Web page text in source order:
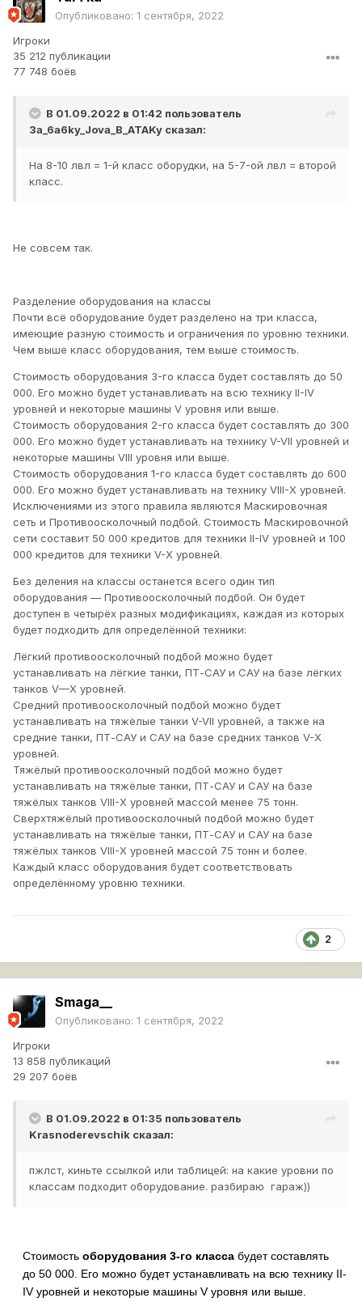
Опубликовано: 1 сентября, 2022
Игроки
35 212 публикации
77 748 боёв
В 01.09.2022 в 01:42 пользователь
3a_6a6ky_Jova_B_ATAKy сказал:
На 8-10 лвл = 1-й класс оборудки, на 5-7-ой лвл = второй
класс.
Не совсем так.
Разделение оборудования на классы
Почти всё оборудование будет разделено на три класса,
имеющие разную стоимость и ограничения по уровню техники.
Чем выше класс оборудования, тем выше стоимость.
Стоимость оборудования 3-го класса будет составлять до 50
000. Его можно будет устанавливать на всю технику II-IV
уровней и некоторые машины V уровня или выше.
Стоимость оборудования 2-го класса будет составлять до 300
000. Его можно будет устанавливать на технику V-VII уровней и
некоторые машины VIII уровня или выше.
Стоимость оборудования 1-го класса будет составлять до 600
000. Его можно будет устанавливать на технику VIII-X уровней.
Исключениями из этого правила являются Маскировочная
сеть и Противоосколочный подбой. Стоимость Маскировочной
сети составит 50 000 кредитов для техники II-IV уровней и 100
000 кредитов для техники V-X уровней.
Без деления на классы останется всего один тип
оборудования — Противоосколочный подбой. Он будет
доступен в четырёх разных модификациях, каждая из которых
будет подходить для определённой техники:
Лёгкий противоосколочный подбой можно будет
устанавливать на лёгкие танки, ПТ-САУ и САУ на базе лёгких
танков V—X уровней.
Средний противоосколочный подбой можно будет
устанавливать на тяжёлые танки V-VII уровней, а также на
средние танки, ПТ-САУ и САУ на базе средних танков V-X
уровней.
Тяжёлый противоосколочный подбой можно будет
устанавливать на тяжёлые танки, ПТ-САУ и САУ на базе
тяжёлых танков VIII-X уровней массой менее 75 тонн.
Сверхтяжёлый противоосколочный подбой можно будет
устанавливать на тяжёлые танки, ПТ-САУ и САУ на базе
тяжёлых танков VIII-X уровней массой 75 тонн и более.
Каждый класс оборудования будет соответствовать
определённому уровню техники.
2
Smaga__
Опубликовано: 1 сентября, 2022
Игроки
13 858 публикаций
29 207 боёв
В 01.09.2022 в 01:35 пользователь
Krasnoderevschik сказал:
пжлст, киньте ссылкой или таблицей: на какие уровни по
классам подходит оборудование. разбираю гараж))
Стоимость оборудования 3-го класса будет составлять
до 50 000. Его можно будет устанавливать на всю технику II-
IV уровней и некоторые машины V уровня или выше.